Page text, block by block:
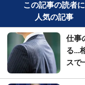
この記事の読者に
人気の記事
仕事
る...
スで